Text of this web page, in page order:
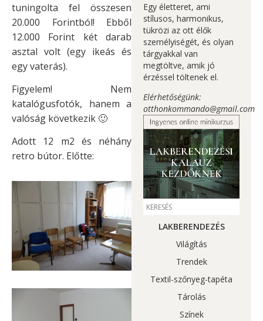
tuningolta fel összesen
20.000 Forintból! Ebből
12.000 Forint két darab
asztal volt (egy ikeás és
egy vaterás).
Figyelem! Nem
katalógusfotók, hanem a
valóság következik 🙂
Adott 12 m2 és néhány
retro bútor. Előtte:
Egy életteret, ami
stílusos, harmonikus,
tükrözi az ott élők
személyiségét, és olyan
tárgyakkal van
megtöltve, amik jó
érzéssel töltenek el.
Elérhetőségünk:
otthonkommando@gmail.com
LAKBERENDEZÉS
Világítás
Trendek
Textil-szőnyeg-tapéta
Tárolás
Színek